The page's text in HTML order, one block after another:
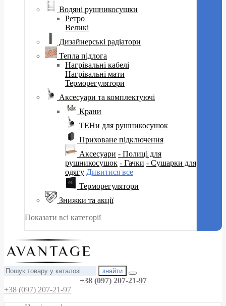
Водяні рушникосушки
Ретро
Великі
Дизайнерські радіатори
Тепла підлога
Нагрівальні кабелі
Нагрівальні мати
Терморегулятори
Аксесуари та комплектуючі
Крани
ТЕНи для рушникосушок
Приховане підключення
Аксесуари - Полиці для
рушникосушок - Гачки - Сушарки для
одягу Дивитися все
Терморегулятори
Знижки та акції
Показати всі категорії
знайти
+38 (097) 207-21-97
+38 (097) 207-21-97